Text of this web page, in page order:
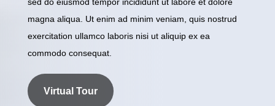
sed do eiusmod tempor incididunt ut labore et dolore
magna aliqua. Ut enim ad minim veniam, quis nostrud
exercitation ullamco laboris nisi ut aliquip ex ea
commodo consequat.
Virtual Tour